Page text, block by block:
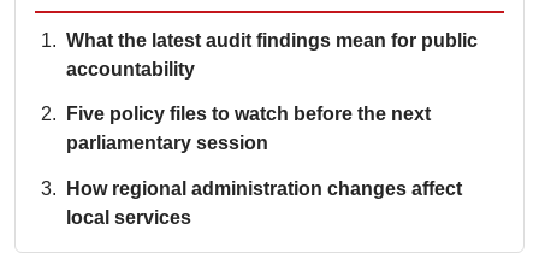
What the latest audit findings mean for public
accountability
Five policy files to watch before the next
parliamentary session
How regional administration changes affect
local services